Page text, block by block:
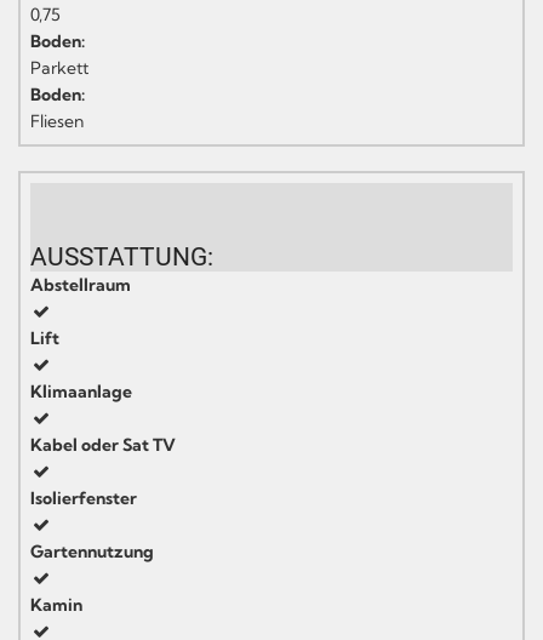
0,75
Boden:
Parkett
Boden:
Fliesen
AUSSTATTUNG:
Abstellraum
Lift
Klimaanlage
Kabel oder Sat TV
Isolierfenster
Gartennutzung
Kamin